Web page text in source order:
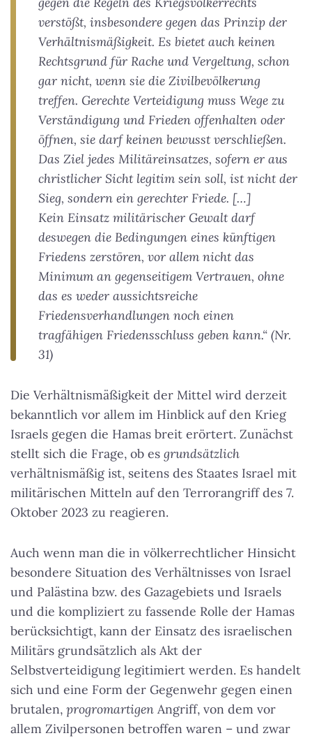
verstößt, insbesondere gegen das Prinzip der
Verhältnismäßigkeit. Es bietet auch keinen
Rechtsgrund für Rache und Vergeltung, schon
gar nicht, wenn sie die Zivilbevölkerung
treffen. Gerechte Verteidigung muss Wege zu
Verständigung und Frieden offenhalten oder
öffnen, sie darf keinen bewusst verschließen.
Das Ziel jedes Militäreinsatzes, sofern er aus
christlicher Sicht legitim sein soll, ist nicht der
Sieg, sondern ein gerechter Friede. […]
Kein Einsatz militärischer Gewalt darf
deswegen die Bedingungen eines künftigen
Friedens zerstören, vor allem nicht das
Minimum an gegenseitigem Vertrauen, ohne
das es weder aussichtsreiche
Friedensverhandlungen noch einen
tragfähigen Friedensschluss geben kann.“ (Nr.
31)
Die Verhältnismäßigkeit der Mittel wird derzeit
bekanntlich vor allem im Hinblick auf den Krieg
Israels gegen die Hamas breit erörtert. Zunächst
stellt sich die Frage, ob es grundsätzlich
verhältnismäßig ist, seitens des Staates Israel mit
militärischen Mitteln auf den Terrorangriff des 7.
Oktober 2023 zu reagieren.
Auch wenn man die in völkerrechtlicher Hinsicht
besondere Situation des Verhältnisses von Israel
und Palästina bzw. des Gazagebiets und Israels
und die kompliziert zu fassende Rolle der Hamas
berücksichtigt, kann der Einsatz des israelischen
Militärs grundsätzlich als Akt der
Selbstverteidigung legitimiert werden. Es handelt
sich und eine Form der Gegenwehr gegen einen
brutalen, progromartigen Angriff, von dem vor
allem Zivilpersonen betroffen waren – und zwar